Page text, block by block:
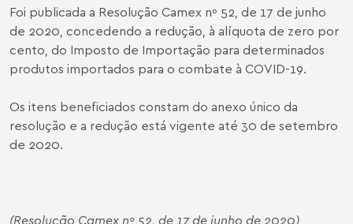
Foi publicada a Resolução Camex nº 52, de 17 de junho
de 2020, concedendo a redução, à alíquota de zero por
cento, do Imposto de Importação para determinados
produtos importados para o combate à COVID-19.
Os itens beneficiados constam do anexo único da
resolução e a redução está vigente até 30 de setembro
de 2020.
(Resolução Camex nº 52, de 17 de junho de 2020)